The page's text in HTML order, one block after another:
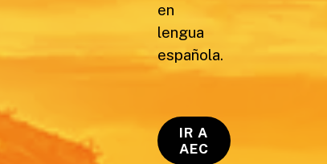
en
lengua
española.
IR A
AEC